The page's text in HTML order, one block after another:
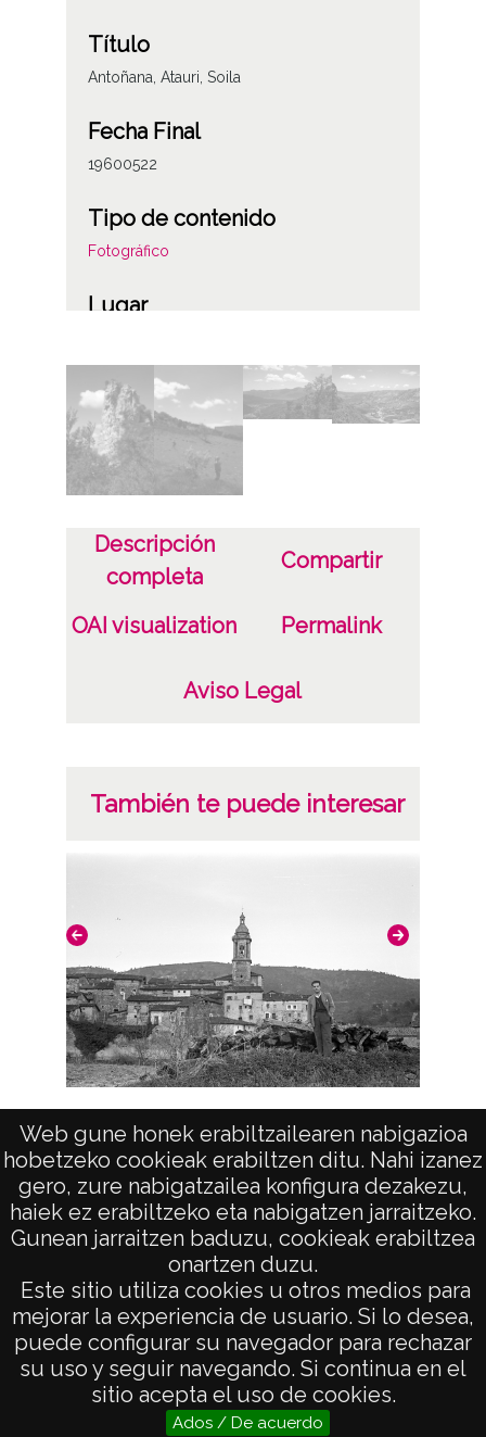
Web gune honek erabiltzailearen nabigazioa
hobetzeko cookieak erabiltzen ditu. Nahi izanez
gero, zure nabigatzailea konfigura dezakezu,
haiek ez erabiltzeko eta nabigatzen jarraitzeko.
Gunean jarraitzen baduzu, cookieak erabiltzea
onartzen duzu.
Este sitio utiliza cookies u otros medios para
mejorar la experiencia de usuario. Si lo desea,
puede configurar su navegador para rechazar
su uso y seguir navegando. Si continua en el
sitio acepta el uso de cookies.
Ados / De acuerdo
Título
Antoñana, Atauri, Soila
Fecha Final
19600522
Tipo de contenido
Fotográfico
Lugar
Antoñana
Licencia de las imágenes
CC BY-NC-SA 4.0
Descripción
completa
Compartir
OAI visualization Permalink
Aviso Legal
También te puede interesar
Antoñana (Álava)
AVISO LEGAL
POLÍTICA DE PRIVACIDAD
ACCESIBILIDAD
ATENCIÓN CIUDADANA